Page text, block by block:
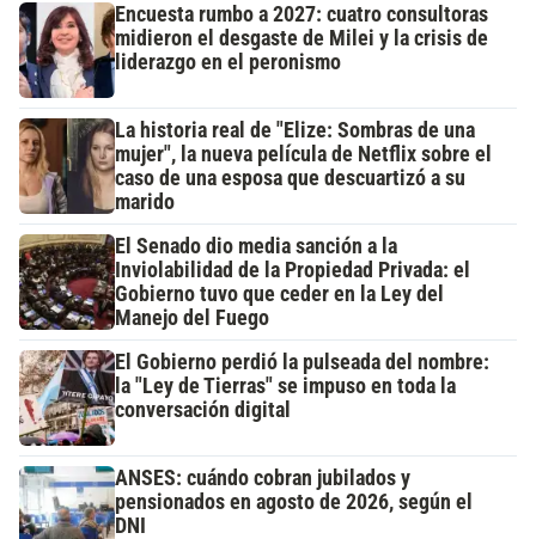
Encuesta rumbo a 2027: cuatro consultoras
midieron el desgaste de Milei y la crisis de
liderazgo en el peronismo
La historia real de "Elize: Sombras de una
mujer", la nueva película de Netflix sobre el
caso de una esposa que descuartizó a su
marido
El Senado dio media sanción a la
Inviolabilidad de la Propiedad Privada: el
Gobierno tuvo que ceder en la Ley del
Manejo del Fuego
El Gobierno perdió la pulseada del nombre:
la "Ley de Tierras" se impuso en toda la
conversación digital
ANSES: cuándo cobran jubilados y
pensionados en agosto de 2026, según el
DNI